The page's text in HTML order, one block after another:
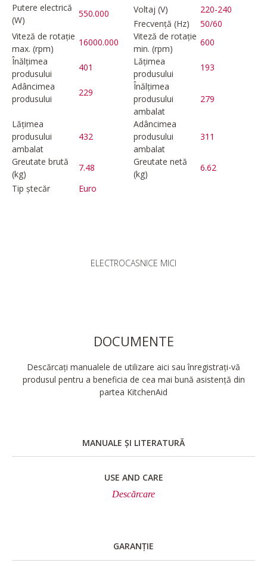
Putere electrică
(W)
550.000 Voltaj (V)
220-240
Frecvență (Hz)
50/60
Viteză de rotație
max. (rpm)
16000.000
Viteză de rotație
min. (rpm)
600
Înălțimea
produsului
401
Lățimea
produsului
193
Adâncimea
produsului
229
Înălțimea
produsului
ambalat
279
Lățimea
produsului
ambalat
432
Adâncimea
produsului
ambalat
311
Greutate brută
(kg)
7.48
Greutate netă
(kg)
6.62
Tip ștecăr
Euro
ELECTROCASNICE MICI
DOCUMENTE
Descărcați manualele de utilizare aici sau înregistrați-vă
produsul pentru a beneficia de cea mai bună asistență din
partea KitchenAid
MANUALE ȘI LITERATURĂ
USE AND CARE
Descărcare
GARANȚIE